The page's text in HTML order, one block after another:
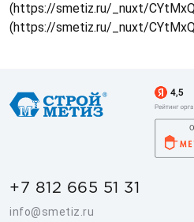
(https://smetiz.ru/_nuxt/
(https://smetiz.ru/_nuxt/
+7 812 665 51 31
info@smetiz.ru